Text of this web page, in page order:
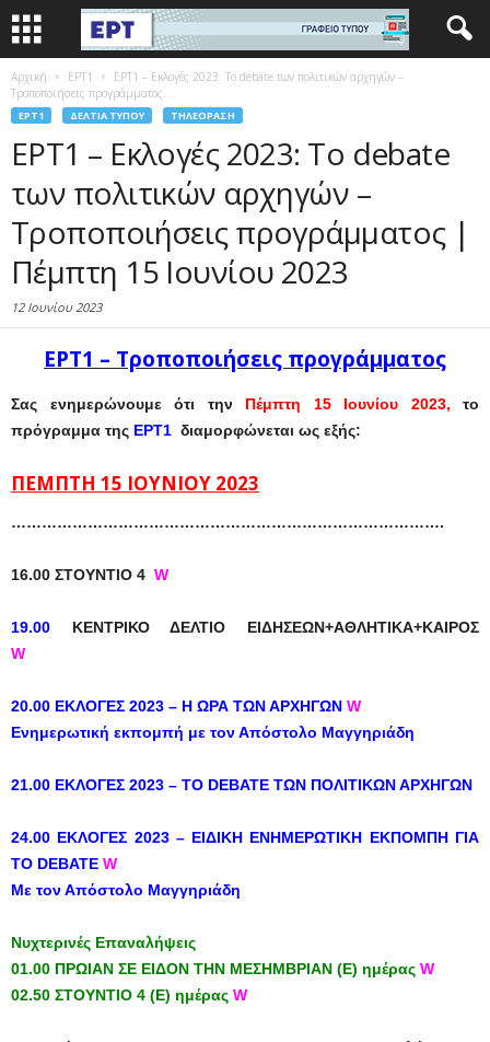
Αρχική EΡΤ1
ΕΡΤ1 – Εκλογές 2023: Το debate των πολιτικών αρχηγών –
Τροποποιήσεις προγράμματος...
EΡΤ1 ΔΕΛΤΊΑ ΤΎΠΟΥ ΤΗΛΕΌΡΑΣΗ
ΕΡΤ1 – Εκλογές 2023: Το debate
των πολιτικών αρχηγών –
Τροποποιήσεις προγράμματος |
Πέμπτη 15 Ιουνίου 2023
12 Ιουνίου 2023
ΕΡΤ1 – Τροποποιήσεις προγράμματος
Σας ενημερώνουμε ότι την Πέμπτη 15 Ιουνίου 2023, το
πρόγραμμα της ΕΡΤ1 διαμορφώνεται ως εξής:
ΠΕΜΠΤΗ 15 ΙΟΥΝΙΟΥ 2023
………………………………………………………………………….
16.00 ΣΤΟΥΝΤΙΟ 4 W
19.00 ΚΕΝΤΡΙΚΟ ΔΕΛΤΙΟ ΕΙΔΗΣΕΩΝ+ΑΘΛΗΤΙΚΑ+ΚΑΙΡΟΣ
W
20.00 ΕΚΛΟΓΕΣ 2023 – Η ΩΡΑ ΤΩΝ ΑΡΧΗΓΩΝ W
Ενημερωτική εκπομπή με τον Απόστολο Μαγγηριάδη
21.00 ΕΚΛΟΓΕΣ 2023 – TO DEBATE ΤΩΝ ΠΟΛΙΤΙΚΩΝ ΑΡΧΗΓΩΝ
24.00 ΕΚΛΟΓΕΣ 2023 – ΕΙΔΙΚΗ ΕΝΗΜΕΡΩΤΙΚΗ ΕΚΠΟΜΠΗ ΓΙΑ
ΤΟ DEBATE W
Με τον Απόστολο Μαγγηριάδη
Νυχτερινές Επαναλήψεις
01.00 ΠΡΩΙΑΝ ΣΕ ΕΙΔΟΝ ΤΗΝ ΜΕΣΗΜΒΡΙΑΝ (Ε) ημέρας W
02.50 ΣΤΟΥΝΤΙΟ 4 (Ε) ημέρας W